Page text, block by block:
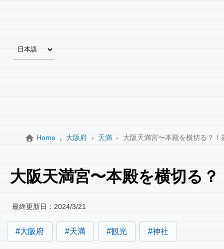
Home 大阪府 天満 大阪天満宮〜本殿を横切る？
大阪天満宮〜本殿を横切る
最終更新日： 2024/3/21
大阪府 天満 観光 神社